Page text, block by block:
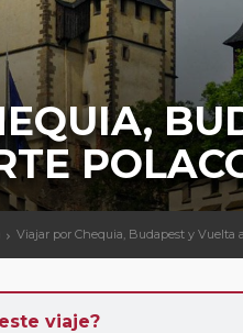
Viajar por Chequia, Budapest y Vuelta
viaje?